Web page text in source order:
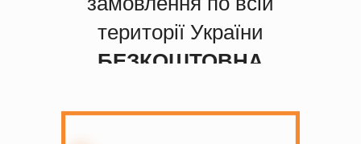
території України
БЕЗКОШТОВНА